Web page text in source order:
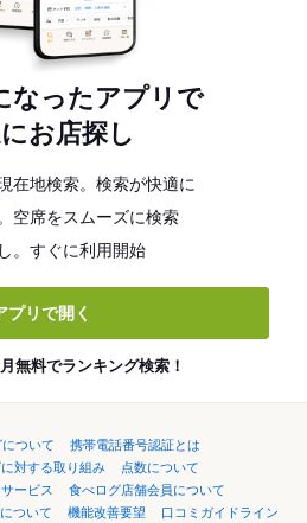
なったアプリで
お店探し
在地検索。検索が快適に
空席をスムーズに検索
。すぐに利用開始
プリで開く
無料でランキング検索！
ついて
携帯電話番号認証とは
対する取り組み
点数について
ービス
食べログ店舗会員について
ついて
機能改善要望 口コミガイドライン